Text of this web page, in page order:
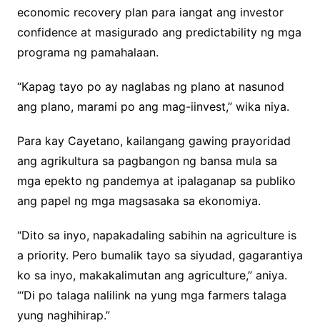
economic recovery plan para iangat ang investor
confidence at masigurado ang predictability ng mga
programa ng pamahalaan.
“Kapag tayo po ay naglabas ng plano at nasunod
ang plano, marami po ang mag-iinvest,” wika niya.
Para kay Cayetano, kailangang gawing prayoridad
ang agrikultura sa pagbangon ng bansa mula sa
mga epekto ng pandemya at ipalaganap sa publiko
ang papel ng mga magsasaka sa ekonomiya.
“Dito sa inyo, napakadaling sabihin na agriculture is
a priority. Pero bumalik tayo sa siyudad, gagarantiya
ko sa inyo, makakalimutan ang agriculture,” aniya.
“‘Di po talaga nalilink na yung mga farmers talaga
yung naghihirap.”